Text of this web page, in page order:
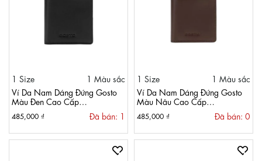
1 Size
1 Màu sắc
Ví Da Nam Dáng Đứng Gosto
Màu Đen Cao Cấp
GBWM00500DEN
485,000 ₫ Đã bán: 1
1 Size
1 Màu sắc
Ví Da Nam Dáng Đứng Gosto
Màu Nâu Cao Cấp
GBWM00500NAU
485,000 ₫ Đã bán: 0